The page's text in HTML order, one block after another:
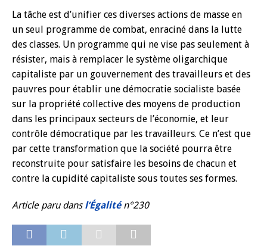
La tâche est d’unifier ces diverses actions de masse en
un seul programme de combat, enraciné dans la lutte
des classes. Un programme qui ne vise pas seulement à
résister, mais à remplacer le système oligarchique
capitaliste par un gouvernement des travailleurs et des
pauvres pour établir une démocratie socialiste basée
sur la propriété collective des moyens de production
dans les principaux secteurs de l’économie, et leur
contrôle démocratique par les travailleurs. Ce n’est que
par cette transformation que la société pourra être
reconstruite pour satisfaire les besoins de chacun et
contre la cupidité capitaliste sous toutes ses formes.
Article paru dans l’Égalitén°230